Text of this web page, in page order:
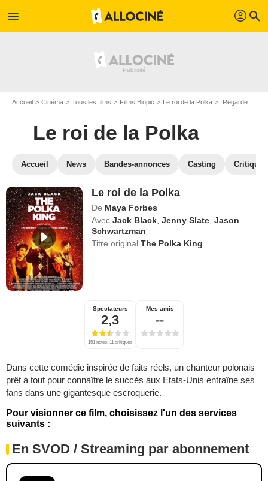
menu profil search
Accueil Cinéma Tous les films Films Biopic Le roi de la Polka Regarder Le roi de la Polka en SVOD
Le roi de la Polka
Accueil News Bandes-annonces Casting
Le roi de la Polka
De Maya Forbes
Avec Jack Black ,Jenny Slate ,Jason
Schwartzman
Titre originalThe Polka King
Spectateurs
2,3
151 notes, 11 critiques
Mes amis
--
Dans cette comédie inspirée de faits réels, un chanteur polonais
prêt à tout pour connaître le succès aux Etats-Unis entraîne ses
fans dans une gigantesque escroquerie.
Pour visionner ce film, choisissez l'un des services
suivants :
En SVOD / Streaming par abonnement